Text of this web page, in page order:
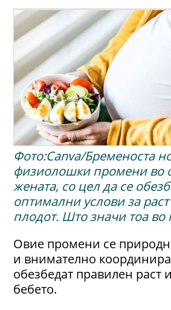
Фото:Canva/Бременоста
физиолошки промени во
жената, со цел да се
оптимални услови за раст
плодот. Што значи тоа во
Овие промени се
и внимателно
обезбедат правилен раст
бебето.